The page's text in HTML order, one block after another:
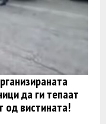
да ги тепаат
од вистината!